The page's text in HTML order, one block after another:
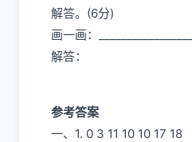
解答。(6分)
画一画：
解答：
参考答案
一、1. 0 3 11 10 10